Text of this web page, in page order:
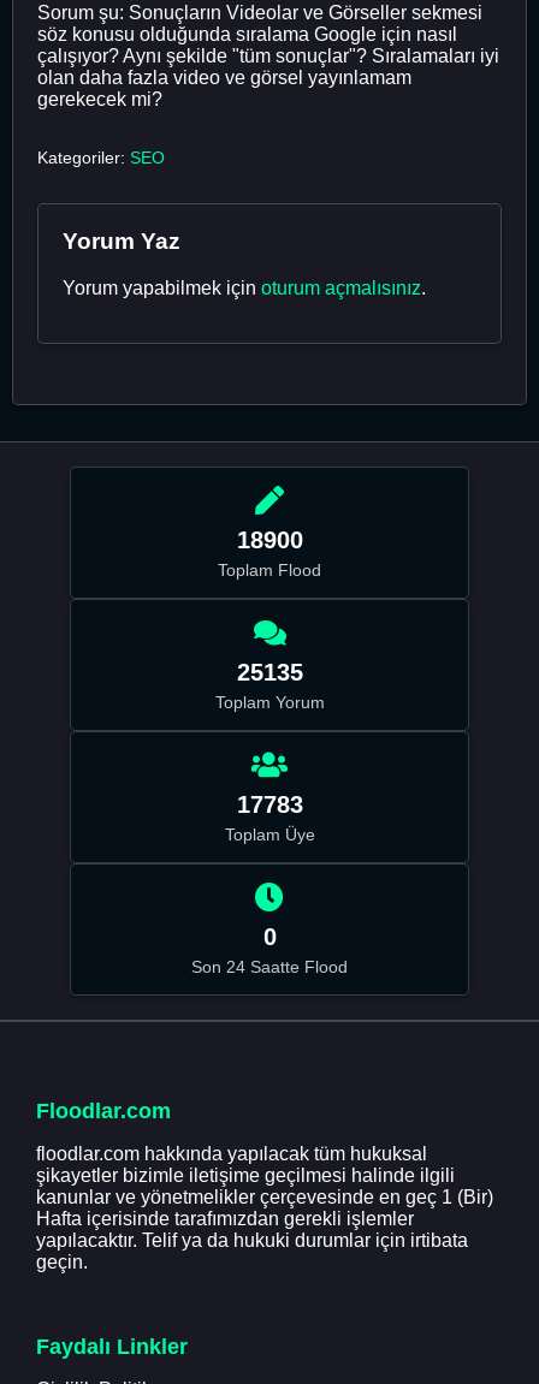
Sorum şu: Sonuçların Videolar ve Görseller sekmesi
söz konusu olduğunda sıralama Google için nasıl
çalışıyor? Aynı şekilde "tüm sonuçlar"? Sıralamaları iyi
olan daha fazla video ve görsel yayınlamam
gerekecek mi?
Kategoriler: SEO
Yorum Yaz
Yorum yapabilmek için oturum açmalısınız.
18900
Toplam Flood
25135
Toplam Yorum
17783
Toplam Üye
0
Son 24 Saatte Flood
Floodlar.com
floodlar.com hakkında yapılacak tüm hukuksal
şikayetler bizimle iletişime geçilmesi halinde ilgili
kanunlar ve yönetmelikler çerçevesinde en geç 1 (Bir)
Hafta içerisinde tarafımızdan gerekli işlemler
yapılacaktır. Telif ya da hukuki durumlar için irtibata
geçin.
Faydalı Linkler